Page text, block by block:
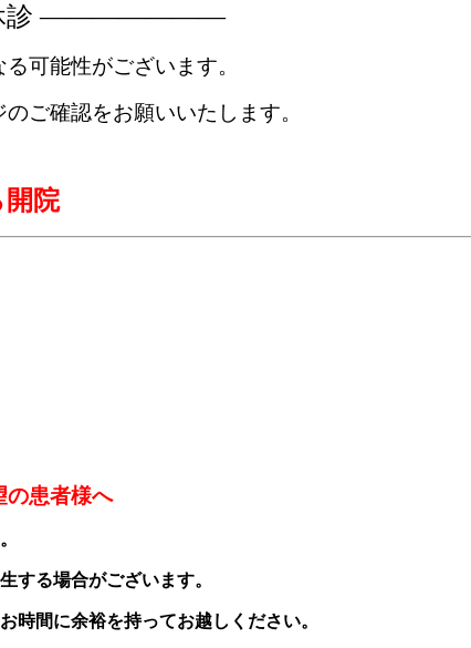
診 ———————
可能性がございます。
ご確認をお願いいたします。
開院
の患者様へ
する場合がございます。
時間に余裕を持ってお越しください。